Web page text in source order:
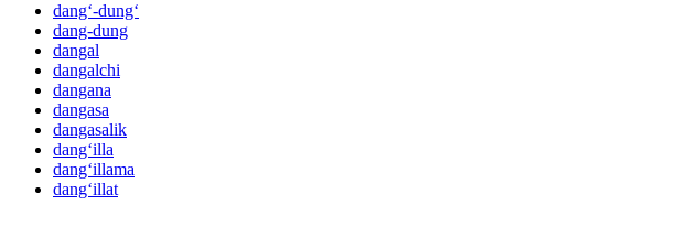
dang‘-dung‘
dang-dung
dangal
dangalchi
dangana
dangasa
dangasalik
dang‘illa
dang‘illama
dang‘illat